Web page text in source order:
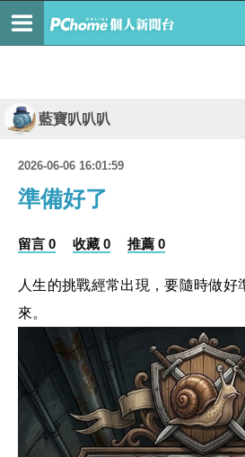
藍寶叭叭叭
2026-06-06 16:01:59
準備好了
留言 0 收藏 0 推薦 0
人生的挑戰經常出現，要隨時做好
來。